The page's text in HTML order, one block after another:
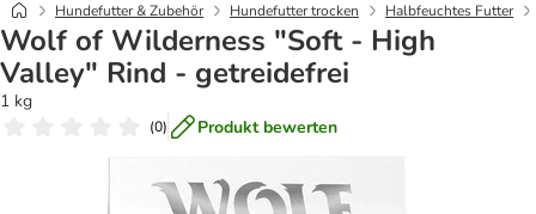
Hundefutter & Zubehör Hundefutter trocken Halbfeuchtes Futter
Wolf of Wilderness "Soft - High
Valley" Rind - getreidefrei
1 kg
(0) Produkt bewerten